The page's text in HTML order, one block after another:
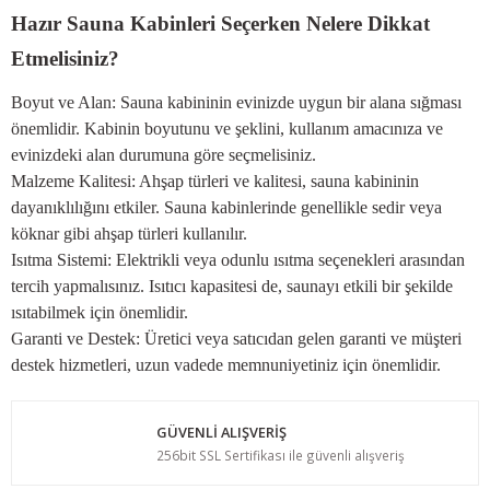
Hazır Sauna Kabinleri Seçerken Nelere Dikkat
Etmelisiniz?
Boyut ve Alan: Sauna kabininin evinizde uygun bir alana sığması
önemlidir. Kabinin boyutunu ve şeklini, kullanım amacınıza ve
evinizdeki alan durumuna göre seçmelisiniz.
Malzeme Kalitesi: Ahşap türleri ve kalitesi, sauna kabininin
dayanıklılığını etkiler. Sauna kabinlerinde genellikle sedir veya
köknar gibi ahşap türleri kullanılır.
Isıtma Sistemi: Elektrikli veya odunlu ısıtma seçenekleri arasından
tercih yapmalısınız. Isıtıcı kapasitesi de, saunayı etkili bir şekilde
ısıtabilmek için önemlidir.
Garanti ve Destek: Üretici veya satıcıdan gelen garanti ve müşteri
destek hizmetleri, uzun vadede memnuniyetiniz için önemlidir.
GÜVENLİ ALIŞVERİŞ
256bit SSL Sertifikası ile güvenli alışveriş